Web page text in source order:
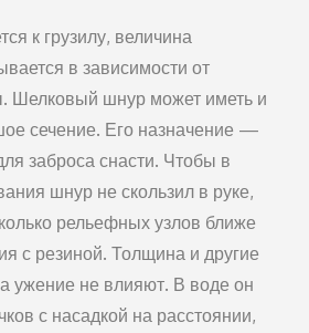
к грузилу, величина
в зависимости от
Шел­ковый шнур может иметь и
сечение. Его назначение —
заброса снасти. Чтобы в
шнур не скользил в руке,
рельефных узлов ближе
с резиной. Толщина и другие
уже­ние не влияют. В воде он
с насадкой на расстоянии,